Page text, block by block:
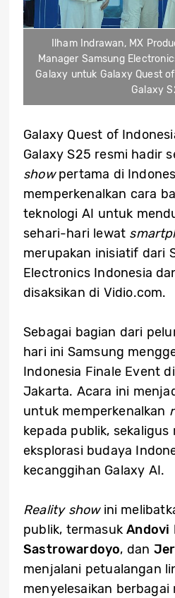
Ilham Indrawan, MX
Manager Samsung
Galaxy untuk Galaxy Quest
Galaxy
Galaxy Quest of
Galaxy S25 resmi hadir
showpertama di
memperkenalkan cara
teknologi AI untuk
sehari-hari lewat
merupakan inisiatif dari
Electronics Indonesia
disaksikan di Vidio.com.
Sebagai bagian dari
hari ini Samsung
Indonesia Finale Event
Jakarta. Acara ini
untuk memperkenalkan
kepada publik, sekaligus
eksplorasi budaya
kecanggihan Galaxy AI.
Reality showini
publik, termasukAndovi
Sastrowardoyo, dan
menjalani petualangan
menyelesaikan berbagai